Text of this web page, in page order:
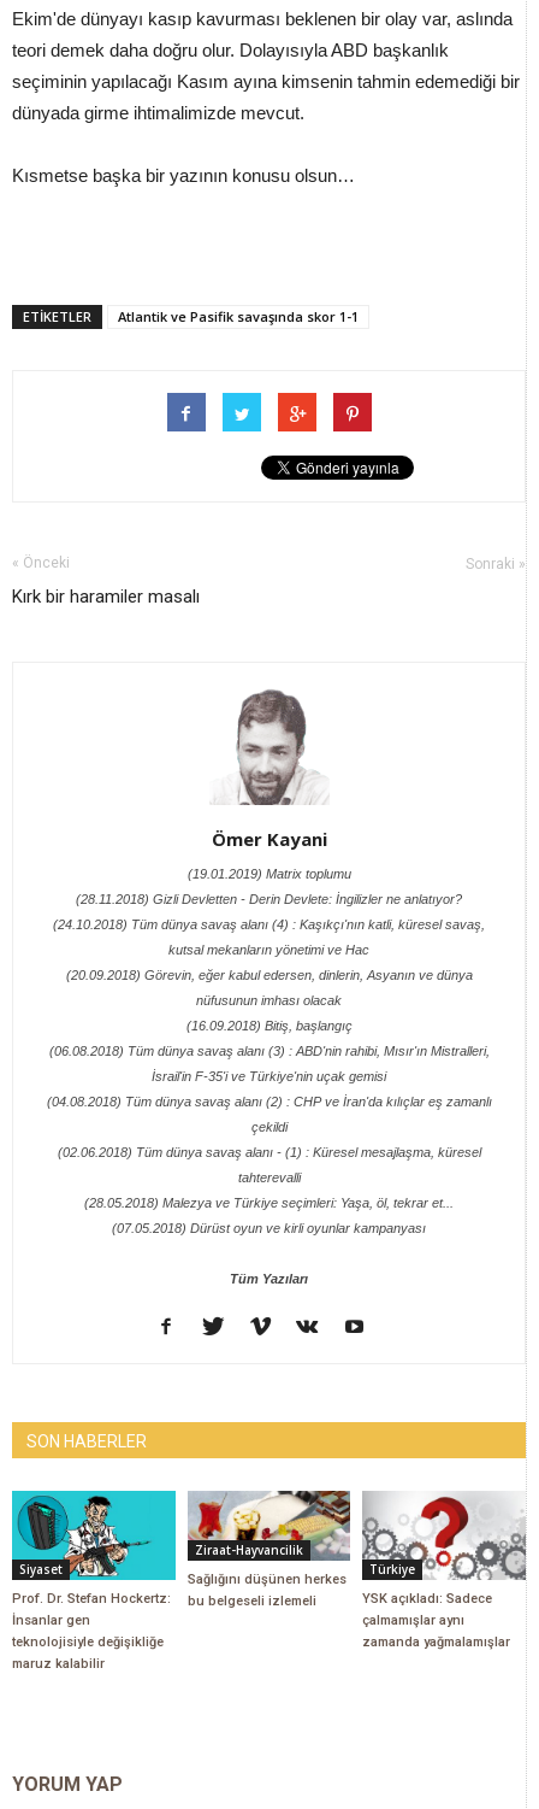
Ekim'de dünyayı kasıp kavurması beklenen bir olay var, aslında
teori demek daha doğru olur. Dolayısıyla ABD başkanlık
seçiminin yapılacağı Kasım ayına kimsenin tahmin edemediği bir
dünyada girme ihtimalimizde mevcut.
Kısmetse başka bir yazının konusu olsun…
ETİKETLER Atlantik ve Pasifik savaşında skor 1-1
« Önceki
Kırk bir haramiler masalı
Sonraki »
Ömer Kayani
(19.01.2019) Matrix toplumu
(28.11.2018) Gizli Devletten - Derin Devlete: İngilizler ne anlatıyor?
(24.10.2018) Tüm dünya savaş alanı (4) : Kaşıkçı'nın katli, küresel savaş,
kutsal mekanların yönetimi ve Hac
(20.09.2018) Görevin, eğer kabul edersen, dinlerin, Asyanın ve dünya
nüfusunun imhası olacak
(16.09.2018) Bitiş, başlangıç
(06.08.2018) Tüm dünya savaş alanı (3) : ABD'nin rahibi, Mısır'ın Mistralleri,
İsrail'in F-35'i ve Türkiye'nin uçak gemisi
(04.08.2018) Tüm dünya savaş alanı (2) : CHP ve İran'da kılıçlar eş zamanlı
çekildi
(02.06.2018) Tüm dünya savaş alanı - (1) : Küresel mesajlaşma, küresel
tahterevalli
(28.05.2018) Malezya ve Türkiye seçimleri: Yaşa, öl, tekrar et...
(07.05.2018) Dürüst oyun ve kirli oyunlar kampanyası
Tüm Yazıları
SON HABERLER
Siyaset
Prof. Dr. Stefan Hockertz:
İnsanlar gen
teknolojisiyle değişikliğe
maruz kalabilir
Ziraat-Hayvancilik
Sağlığını düşünen herkes
bu belgeseli izlemeli
Türkiye
YSK açıkladı: Sadece
çalmamışlar aynı
zamanda yağmalamışlar
YORUM YAP